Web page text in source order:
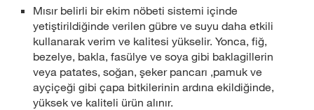
Mısır belirli bir ekim nöbeti sistemi içinde
yetiştirildiğinde verilen gübre ve suyu daha etkili
kullanarak verim ve kalitesi yükselir. Yonca, fiğ,
bezelye, bakla, fasülye ve soya gibi baklagillerin
veya patates, soğan, şeker pancarı ,pamuk ve
ayçiçeği gibi çapa bitkilerinin ardına ekildiğinde,
yüksek ve kaliteli ürün alınır.